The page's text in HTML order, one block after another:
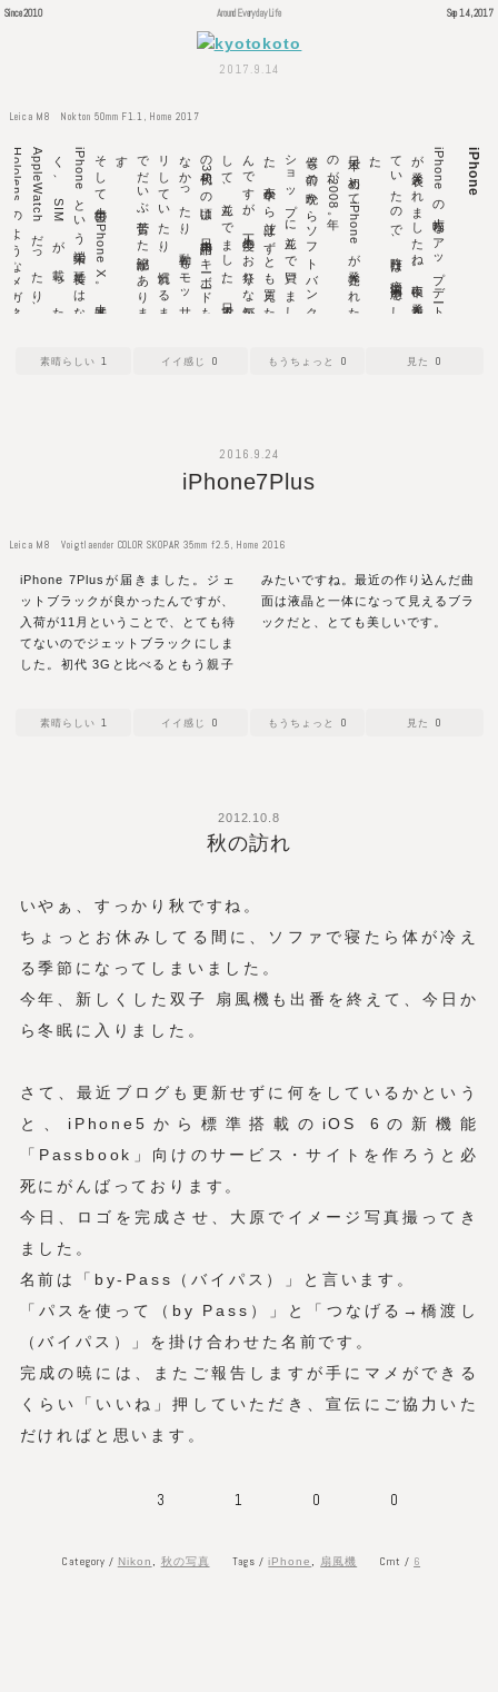
Since 2010 Around Everyday Life Sep 14, 2017
2017.9.14
Leica M8 Nokton 50mm F1.1, Home 2017
iPhone
i
P
h
o
n
e
の
大
幅
な
ア
ッ
プ
デ
ー
ト
が
発表さ
れ
ま
し
た
ね
。
夜中に
発表を
見
て
い
た
の
で
、
昨
日
は
疲
労
困
憊
で
し
た
。
日本で
初め
て
i
P
h
o
n
e
が
発売さ
れ
た
の
が
2
0
0
8
年。
僕も
前の
晩か
ら
ソ
フ
ト
バ
ン
ク
シ
ョ
ッ
プ
に
並ん
で
買い
ま
し
た
。
夜中か
ら
並ば
ず
と
も
買え
た
ん
で
す
が
、
人生一度の
お
祭り
な
気が
し
て
、
並ん
で
ま
し
た
。
日本で
の
初代3
G
の
頃は
、
日本語用の
キ
ーボ
ード
も
な
か
っ
た
り
、
動作も
モ
ッ
サ
リ
し
て
い
た
り
、
慣
れ
る
ま
で
だ
い
ぶ
苦労し
た
記憶が
あ
り
ま
す
。
そ
し
て
十年
目
の
i
P
h
o
n
e
X
。
未
来は
i
P
h
o
n
e
と
い
う
端末の
延長で
は
な
く
、
S
I
M
が
載
っ
た
A
p
p
l
e
W
a
t
c
h
だ
っ
た
り
、
H
o
l
o
l
e
n
s
の
よ
う
な
メ
ガ
ネ
に
移っ
て
い
く
の
で
は
と
予想さ
れ
ま
す
。
で
も
、
完成さ
れ
た
感
の
強
い
i
P
h
o
n
e
と
い
う
端
末
に
、
ま
た
新
し
い
も
の
を
持
ち
込
ん
で
、
わ
か
り
や
す
く
プ
レ
ゼ
ン
テ
ー
シ
ョ
ン
し
て
く
る
A
p
p
l
e
っ
て
や
は
り
ス
ゴ
イ
1 0 0 0
2016.9.24
iPhone7Plus
Leica M8 Voigtlaender COLOR SKOPAR 35mm f2.5, Home 2016
iPhone 7Plusが届きました。ジェ
ットブラックが良かったんですが、
入荷が11月ということで、とても待
てないのでジェットブラックにしま
した。初代 3Gと比べるともう親子
みたいですね。最近の作り込んだ曲
面は液晶と一体になって見えるブラ
ックだと、とても美しいです。
1 0 0 0
2012.10.8
秋の訪れ
いやぁ、すっかり秋ですね。
ちょっとお休みしてる間に、ソファで寝たら体が冷え
る季節になってしまいました。
今年、新しくした双子 扇風機も出番を終えて、今日か
ら冬眠に入りました。
さて、最近ブログも更新せずに何をしているかという
と、iPhone5から標準搭載のiOS 6の新機能
「Passbook」向けのサービス・サイトを作ろうと必
死にがんばっております。
今日、ロゴを完成させ、大原でイメージ写真撮ってき
ました。
名前は「by-Pass（バイパス）」と言います。
「パスを使って（by Pass）」と「つなげる→橋渡し
（バイパス）」を掛け合わせた名前です。
完成の暁には、またご報告しますが手にマメができる
くらい「いいね」押していただき、宣伝にご協力いた
だければと思います。
3 1 0 0
Category / Nikon 秋の写真 Tags /iPhone 扇風機 Cmt / 6